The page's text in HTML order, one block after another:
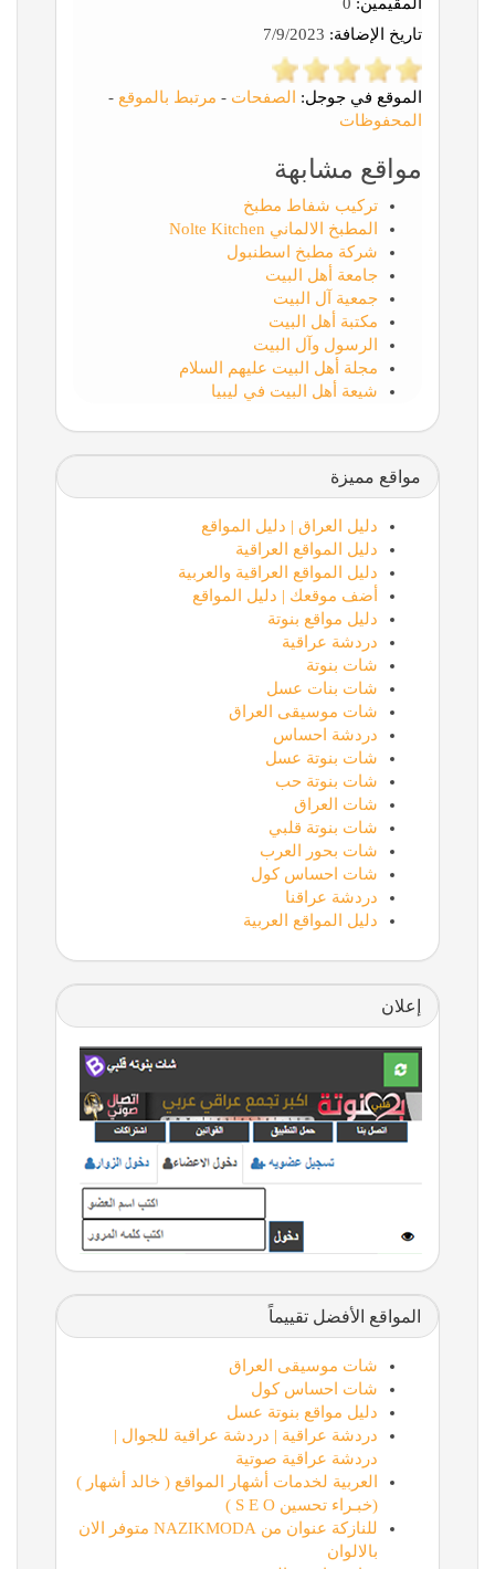
تاريخ الإضافة:
الموقع في جوجل: الصفحات - مرتبط بالموقع -
المحفوظات
مواقع مشابهة
تركيب شفاط مطبخ
المطبخ الالماني Nolte Kitchen
شركة مطبخ اسطنبول
جامعة أهل البيت
جمعية آل البيت
مكتبة أهل البيت
الرسول وآل البيت
مجلة أهل البيت عليهم السلام
شيعة أهل البيت في ليبيا
مواقع مميزة
دليل العراق | دليل المواقع
دليل المواقع العراقية
دليل المواقع العراقية والعربية
أضف موقعك | دليل المواقع
دليل مواقع بنوتة
دردشة عراقية
شات بنوتة
شات بنات عسل
شات موسيقى العراق
دردشة احساس
شات بنوتة عسل
شات بنوتة حب
شات العراق
شات بنوتة قلبي
شات بحور العرب
شات احساس كول
دردشة عراقنا
دليل المواقع العربية
إعلان
المواقع الأفضل تقييماً
شات موسيقى العراق
شات احساس كول
دليل مواقع بنوتة عسل
دردشة عراقية | دردشة عراقية للجوال |
دردشة عراقية صوتية
العربية لخدمات أشهار المواقع ( خالد أشهار )
(خبـراء تحسين S E O )
للنازكة عنوان من NAZIKMODA متوفر الان
بالالوان